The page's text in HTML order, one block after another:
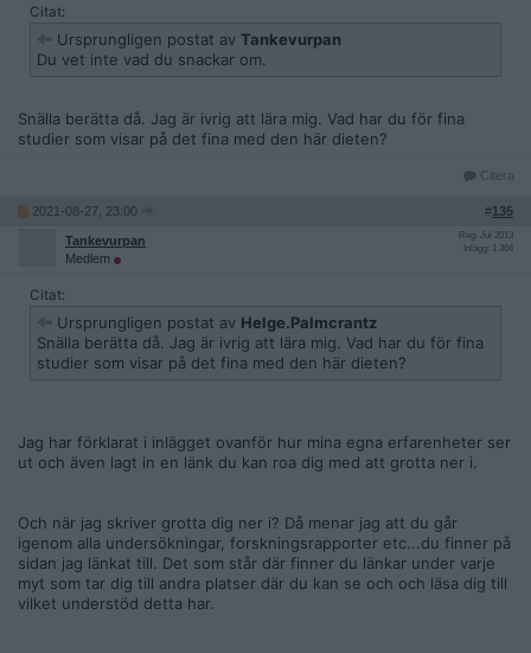
Citat:
Ursprungligen postat av Tankevurpan
Du vet inte vad du snackar om.
Snälla berätta då. Jag är ivrig att lära mig. Vad har du för fina
studier som visar på det fina med den här dieten?
Citera
2021-08-27, 23:00 #135
Tankevurpan
Medlem
Reg: Jul 2013
Inlägg: 1 364
Citat:
Ursprungligen postat av Helge.Palmcrantz
Snälla berätta då. Jag är ivrig att lära mig. Vad har du för fina
studier som visar på det fina med den här dieten?
Jag har förklarat i inlägget ovanför hur mina egna erfarenheter ser
ut och även lagt in en länk du kan roa dig med att grotta ner i.
Och när jag skriver grotta dig ner i? Då menar jag att du går
igenom alla undersökningar, forskningsrapporter etc...du finner på
sidan jag länkat till. Det som står där finner du länkar under varje
myt som tar dig till andra platser där du kan se och och läsa dig till
vilket understöd detta har.